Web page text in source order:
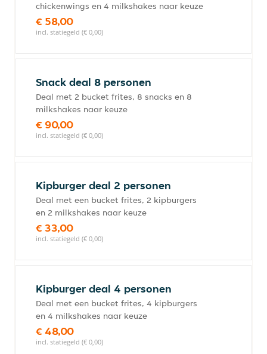
chickenwings en 4 milkshakes naar keuze
€ 58,00
incl. statiegeld (€ 0,00)
Snack deal 8 personen
Deal met 2 bucket frites, 8 snacks en 8
milkshakes naar keuze
€ 90,00
incl. statiegeld (€ 0,00)
Kipburger deal 2 personen
Deal met een bucket frites, 2 kipburgers
en 2 milkshakes naar keuze
€ 33,00
incl. statiegeld (€ 0,00)
Kipburger deal 4 personen
Deal met een bucket frites, 4 kipburgers
en 4 milkshakes naar keuze
€ 48,00
incl. statiegeld (€ 0,00)